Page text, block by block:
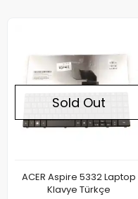
Sold Out
ACER Aspire 5332 Laptop
Klavye Türkçe